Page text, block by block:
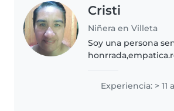
Cristi
Niñera en Villeta
Soy una persona
flias respetuosas ,e
bebes
marido,una niña
Experiencia: > 11